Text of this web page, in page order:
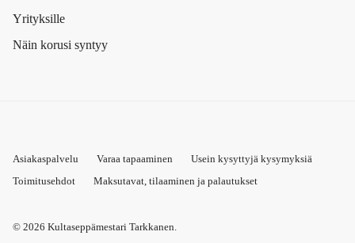
Yrityksille
Näin korusi syntyy
Asiakaspalvelu Varaa tapaaminen
Usein kysyttyjä kysymyksiä
Toimitusehdot
Maksutavat, tilaaminen ja palautukset
© 2026 Kultaseppämestari Tarkkanen